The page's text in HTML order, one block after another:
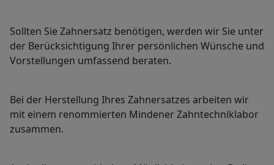
Sollten Sie Zahnersatz benötigen, werden wir Sie unter
der Berücksichtigung Ihrer persönlichen Wünsche und
Vorstellungen umfassend beraten.
Bei der Herstellung Ihres Zahnersatzes arbeiten wir
mit einem renommierten Mindener Zahntechniklabor
zusammen.